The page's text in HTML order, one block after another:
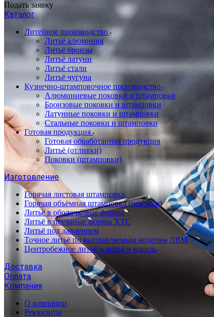
Подать заявку
Каталог
Литейное производство
Литьё алюминия
Литьё бронзы
Литьё латуни
Литьё стали
Литьё чугуна
Кузнечно-штамповочное производство
Алюминиевые поковки и штамповки
Бронзовые поковки и штамповки
Латунные поковки и штамповки
Стальные поковки и штамповки
Готовая продукция
Готовая обработанная продукция
Литьё (отливки)
Поковки (штамповки)
Изготовление
Горячая листовая штамповка
Горячая объёмная штамповка (поковки)
Литьё в оболочковые формы
Литьё в песчаные формы ХТС
Литьё под давлением
Точное литьё по выплавляемым моделям ЛВМ
Центробежное литьё и литьё в кокиль
Доставка
Оплата
Компания
О компании
Реквизиты